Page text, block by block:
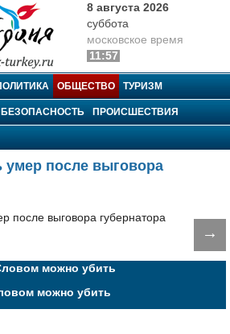
8 августа 2026
суббота
московское время
11:57
ОБЩЕСТВО ТУРИЗМ
БЕЗОПАСНОСТЬ ПРОИСШЕСТВИЯ
умер после выговора
→
можно убить